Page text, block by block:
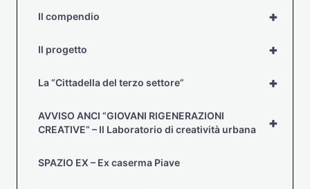
PROGETTO
CASERMA
PIAVE
DI
+
Il compendio
+
Il progetto
+
La “Cittadella del terzo settore”
+
AVVISO ANCI “GIOVANI RIGENERAZIONI
CREATIVE” – Il Laboratorio di creatività urbana
SPAZIO EX – Ex caserma Piave